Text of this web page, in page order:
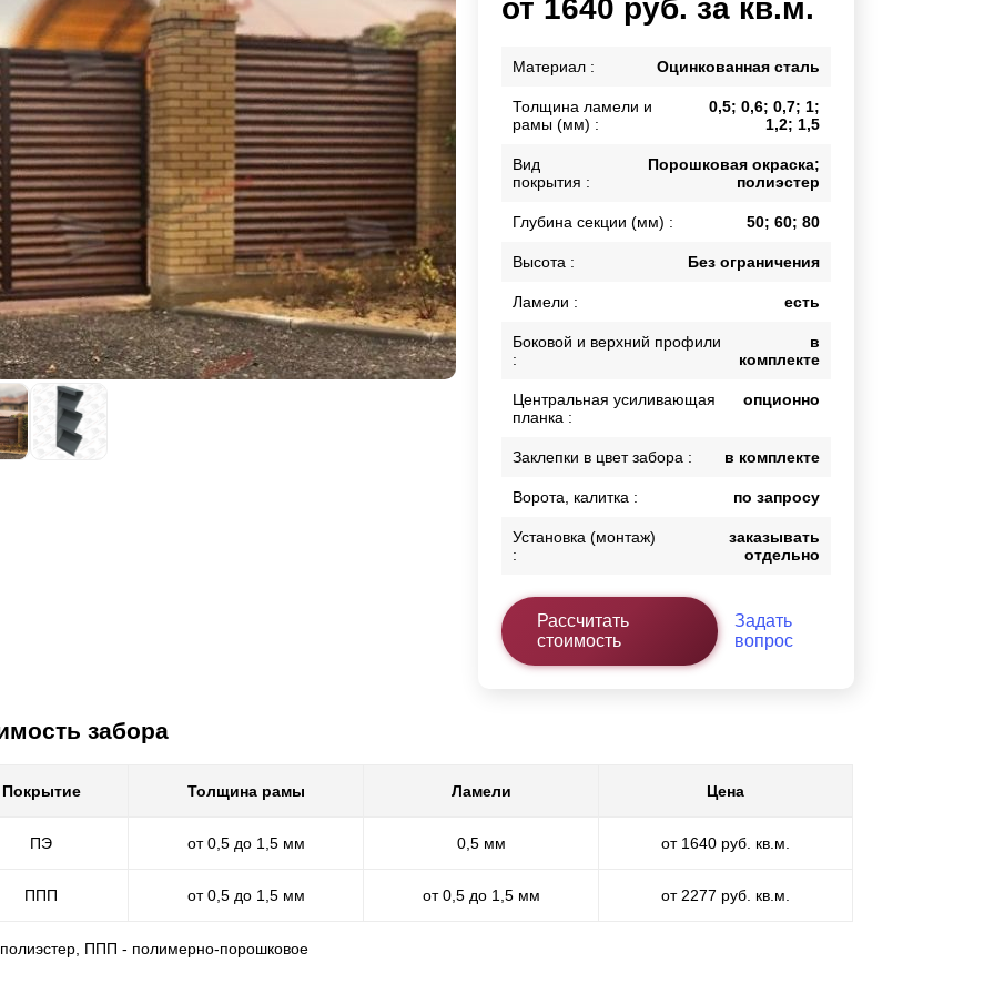
Горизонтальные заборы
Высокие заборы
Красивые, дизайнерские заборы
ВЫБОР ПО СПОСОБУ МОНТАЖА
Заборы под ключ
Готовые заборы
Комплекты заборов-лего "сделай сам"
Быстровозводимые заборы
Каркасы ворот
Входные группы
от 1640 руб. за кв.м.
Материал : Оцинкованная сталь
Толщина ламели и
рамы (мм) :
0,5; 0,6; 0,7; 1;
1,2; 1,5
Вид
покрытия :
Порошковая окраска;
полиэстер
Глубина секции (мм) : 50; 60; 80
Высота : Без ограничения
Ламели : есть
Боковой и верхний профили
:
в
комплекте
Центральная усиливающая
планка :
опционно
Заклепки в цвет забора : в комплекте
Ворота, калитка : по запросу
Установка (монтаж)
:
заказывать
отдельно
Рассчитать
стоимость
Задать
вопрос
забора
Покрытие Толщина рамы Ламели Цена
ПЭ от 0,5 до 1,5 мм 0,5 мм от 1640 руб. кв.м.
ППП от 0,5 до 1,5 мм от 0,5 до 1,5 мм от 2277 руб. кв.м.
ППП - полимерно-порошковое